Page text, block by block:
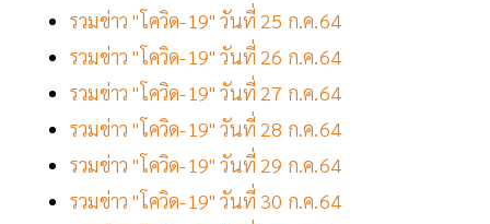
รวมข่าว "โควิด-19" วันที่ 25 ก.ค.64
รวมข่าว "โควิด-19" วันที่ 26 ก.ค.64
รวมข่าว "โควิด-19" วันที่ 27 ก.ค.64
รวมข่าว "โควิด-19" วันที่ 28 ก.ค.64
รวมข่าว "โควิด-19" วันที่ 29 ก.ค.64
รวมข่าว "โควิด-19" วันที่ 30 ก.ค.64